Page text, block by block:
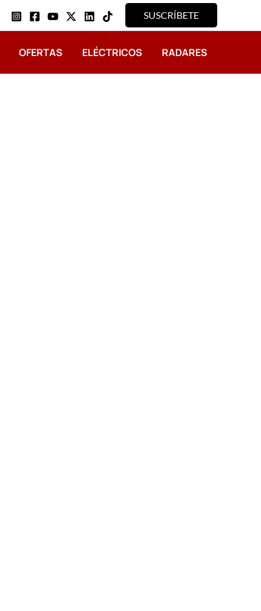
SUSCRÍBETE
OFERTAS ELÉCTRICOS RADARES